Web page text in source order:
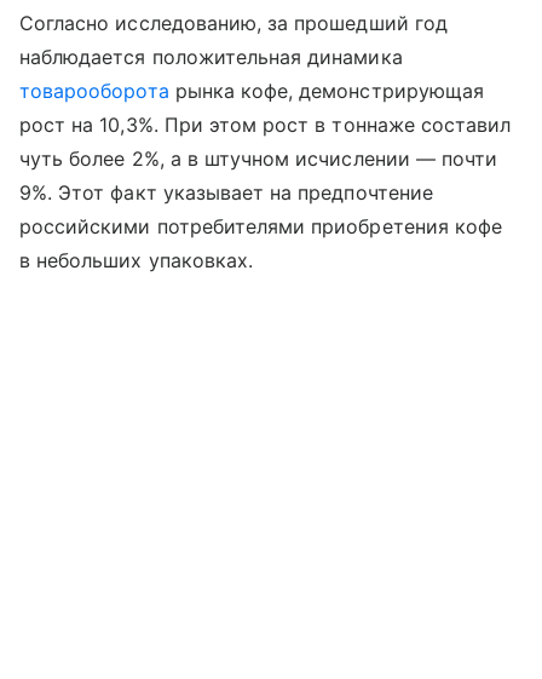
Согласно исследованию, за прошедший год
наблюдается положительная динамика
товарооборота рынка кофе, демонстрирующая
рост на 10,3%. При этом рост в тоннаже составил
чуть более 2%, а в штучном исчислении — почти
9%. Этот факт указывает на предпочтение
российскими потребителями приобретения кофе
в небольших упаковках.